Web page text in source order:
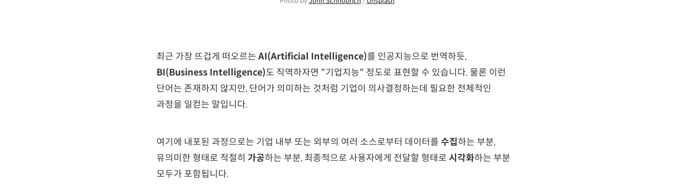
최근 가장 뜨겁게 떠오르는 AI(Artificial Intelligence)를 인공지능으로 번역하듯,
BI(Business Intelligence)도 직역하자면 "기업지능" 정도로 표현할 수 있습니다. 물론 이런
단어는 존재하지 않지만, 단어가 의미하는 것처럼 기업이 의사결정하는데 필요한 전체적인
과정을 일컫는 말입니다.
여기에 내포된 과정으로는 기업 내부 또는 외부의 여러 소스로부터 데이터를 수집하는 부분,
유의미한 형태로 적절히 가공하는 부분, 최종적으로 사용자에게 전달할 형태로 시각화하는 부분
모두가 포함됩니다.